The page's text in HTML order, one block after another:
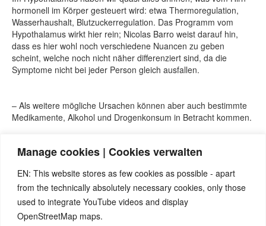
Manage cookies | Cookies verwalten
EN: This website stores as few cookies as possible - apart
from the technically absolutely necessary cookies, only those
used to integrate YouTube videos and display
OpenStreetMap maps.
hormonell im Körper gesteuert wird: etwa Thermoregulation,
Wasserhaushalt, Blutzuckerregulation. Das Programm vom
Hypothalamus wirkt hier rein; Nicolas Barro weist darauf hin,
dass es hier wohl noch verschiedene Nuancen zu geben
scheint, welche noch nicht näher differenziert sind, da die
Symptome nicht bei jeder Person gleich ausfallen.
– Als weitere mögliche Ursachen können aber auch bestimmte
Medikamente, Alkohol und Drogenkonsum in Betracht kommen.
Seminare von Nicolas Barro, nicolasbarro.de
Internetseite www.5bn.de.
David Münnich, «Das System der 5 Biologischen Naturgesetze»
Band 1
ClaudioTrupiano, ital. Jurist und 5BN-Therapeut «Danke Doktor